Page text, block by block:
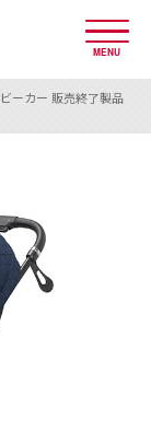
MENU
ーカー 販売終了製品